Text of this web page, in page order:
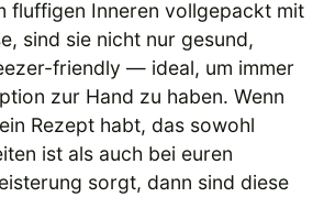
fluffigen Inneren vollgepackt mit
sind sie nicht nur gesund,
friendly — ideal, um immer
zur Hand zu haben. Wenn
Rezept habt, das sowohl
ist als auch bei euren
sorgt, dann sind diese